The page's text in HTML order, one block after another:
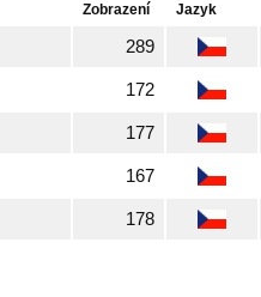
Zobrazení Jazyk
289
172
177
167
178